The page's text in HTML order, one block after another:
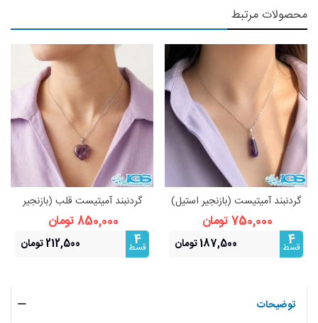
محصولات مرتبط
گردنبند آمیتیست (بازنجیر استیل)
نماد آرامش و محافظت
750,000 تومان
4
قسط 187,500 تومان
گردنبند آمیتیست قلب (بازنجیر
استیل) نماد آرامش و محافظت
850,000 تومان
4
قسط 212,500 تومان
توضیحات